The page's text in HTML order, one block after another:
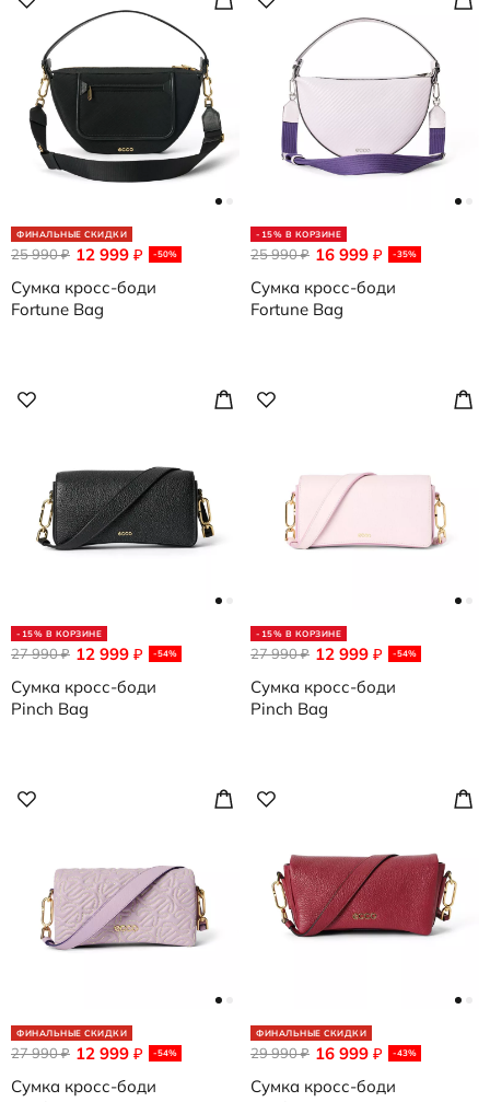
ФИНАЛЬНЫЕ СКИДКИ
12 999 ₽ -50%
25 990₽
Сумка кросс-боди
Fortune Bag
-15% В КОРЗИНЕ
16 999 ₽ -35%
25 990₽
Сумка кросс-боди
Fortune Bag
-15% В КОРЗИНЕ
12 999 ₽ -54%
27 990₽
Сумка кросс-боди
Pinch Bag
-15% В КОРЗИНЕ
12 999 ₽ -54%
27 990₽
Сумка кросс-боди
Pinch Bag
ФИНАЛЬНЫЕ СКИДКИ
12 999 ₽ -54%
27 990₽
Сумка кросс-боди
ФИНАЛЬНЫЕ СКИДКИ
16 999 ₽ -43%
29 990₽
Сумка кросс-боди